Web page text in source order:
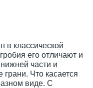
в классической
его отличают и
части и
Что касается
виде. С